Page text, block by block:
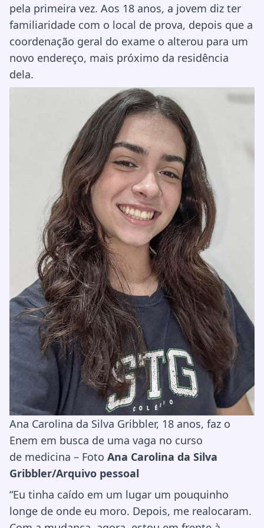
pela primeira vez. Aos 18 anos, a jovem diz ter
familiaridade com o local de prova, depois que a
coordenação geral do exame o alterou para um
novo endereço, mais próximo da residência
dela.
Ana Carolina da Silva Gribbler, 18 anos, faz o
Enem em busca de uma vaga no curso
de medicina – Foto Ana Carolina da Silva
Gribbler/Arquivo pessoal
“Eu tinha caído em um lugar um pouquinho
longe de onde eu moro. Depois, me realocaram.